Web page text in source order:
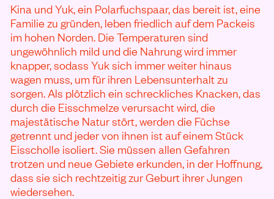
Kina und Yuk, ein Polarfuchspaar, das bereit ist, eine
Familie zu gründen, leben friedlich auf dem Packeis
im hohen Norden. Die Temperaturen sind
ungewöhnlich mild und die Nahrung wird immer
knapper, sodass Yuk sich immer weiter hinaus
wagen muss, um für ihren Lebensunterhalt zu
sorgen. Als plötzlich ein schreckliches Knacken, das
durch die Eisschmelze verursacht wird, die
majestätische Natur stört, werden die Füchse
getrennt und jeder von ihnen ist auf einem Stück
Eisscholle isoliert. Sie müssen allen Gefahren
trotzen und neue Gebiete erkunden, in der Hoffnung,
dass sie sich rechtzeitig zur Geburt ihrer Jungen
wiedersehen.